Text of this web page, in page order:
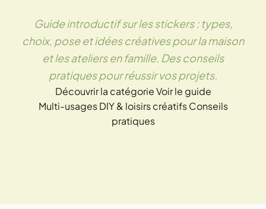
Guide introductif sur les stickers : types,
choix, pose et idées créatives pour la maison
et les ateliers en famille. Des conseils
pratiques pour réussir vos projets.
Découvrir la catégorieVoir le guide
Multi-usages DIY & loisirs créatifs Conseils
pratiques